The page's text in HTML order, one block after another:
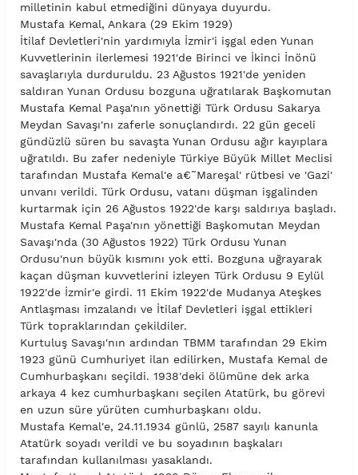
milletinin kabul etmediğini dünyaya duyurdu.
Mustafa Kemal, Ankara (29 Ekim 1929)
İtilaf Devletleri'nin yardımıyla İzmir'i işgal eden Yunan
Kuvvetlerinin ilerlemesi 1921'de Birinci ve İkinci İnönü
savaşlarıyla durduruldu. 23 Ağustos 1921'de yeniden
saldıran Yunan Ordusu bozguna uğratılarak Başkomutan
Mustafa Kemal Paşa'nın yönettiği Türk Ordusu Sakarya
Meydan Savaşı'nı zaferle sonuçlandırdı. 22 gün geceli
gündüzlü süren bu savaşta Yunan Ordusu ağır kayıplara
uğratıldı. Bu zafer nedeniyle Türkiye Büyük Millet Meclisi
tarafından Mustafa Kemal'e a€˜Mareşal' rütbesi ve 'Gazi'
unvanı verildi. Türk Ordusu, vatanı düşman işgalinden
kurtarmak için 26 Ağustos 1922'de karşı saldırıya başladı.
Mustafa Kemal Paşa'nın yönettiği Başkomutan Meydan
Savaşı'nda (30 Ağustos 1922) Türk Ordusu Yunan
Ordusu'nun büyük kısmını yok etti. Bozguna uğrayarak
kaçan düşman kuvvetlerini izleyen Türk Ordusu 9 Eylül
1922'de İzmir'e girdi. 11 Ekim 1922'de Mudanya Ateşkes
Antlaşması imzalandı ve İtilaf Devletleri işgal ettikleri
Türk topraklarından çekildiler.
Kurtuluş Savaşı'nın ardından TBMM tarafından 29 Ekim
1923 günü Cumhuriyet ilan edilirken, Mustafa Kemal de
Cumhurbaşkanı seçildi. 1938'deki ölümüne dek arka
arkaya 4 kez cumhurbaşkanı seçilen Atatürk, bu görevi
en uzun süre yürüten cumhurbaşkanı oldu.
Mustafa Kemal'e, 24.11.1934 günlü, 2587 sayılı kanunla
Atatürk soyadı verildi ve bu soyadının başkaları
tarafından kullanılması yasaklandı.